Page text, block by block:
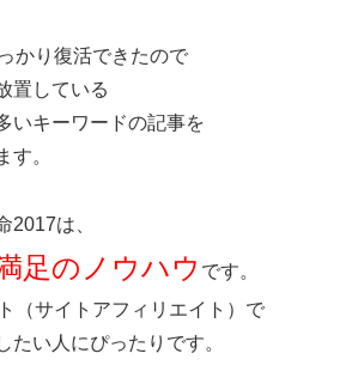
かり復活できたので
置している
いキーワードの記事を
す。
2017は、
足のノウハウ です。
（サイトアフィリエイト）で
たい人にぴったりです。